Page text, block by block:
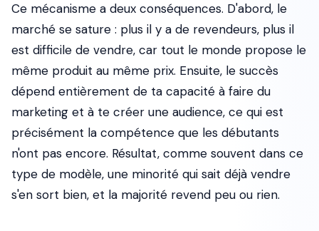
Ce mécanisme a deux conséquences. D'abord, le
marché se sature : plus il y a de revendeurs, plus il
est difficile de vendre, car tout le monde propose le
même produit au même prix. Ensuite, le succès
dépend entièrement de ta capacité à faire du
marketing et à te créer une audience, ce qui est
précisément la compétence que les débutants
n'ont pas encore. Résultat, comme souvent dans ce
type de modèle, une minorité qui sait déjà vendre
s'en sort bien, et la majorité revend peu ou rien.